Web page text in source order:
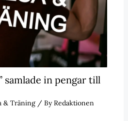
samlade in pengar till
& Träning/ ByRedaktionen